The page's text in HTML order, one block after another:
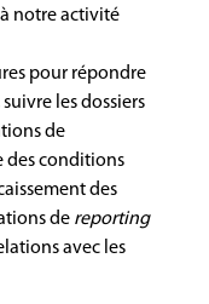
notre activité
pour répondre
les dossiers
de
des conditions
des
de reporting
avec les